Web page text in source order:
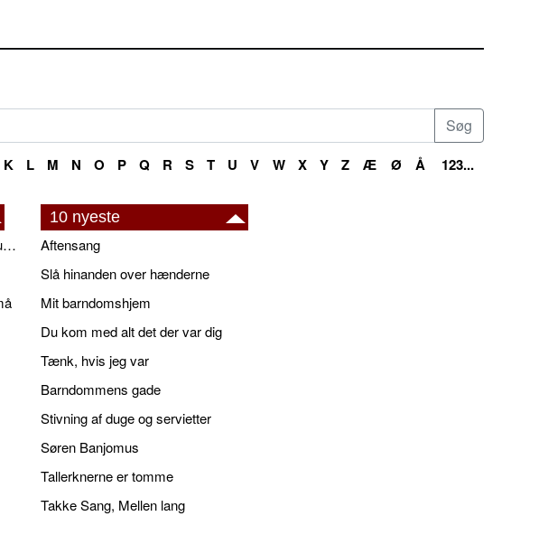
K L M N O P Q R S T U V W X Y Z Æ Ø Å 123...
Hymne tilegnet min vidunderlige husbond
10 nyeste
Aftensang
Slå hinanden over hænderne
Mit barndomshjem
Du kom med alt det der var dig
Tænk, hvis jeg var
Barndommens gade
Stivning af duge og servietter
Søren Banjomus
Tallerknerne er tomme
Takke Sang, Mellen lang